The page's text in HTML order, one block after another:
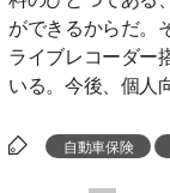
ができるからだ。
ライブレコーダー
いる。今後、個人
自動車保険